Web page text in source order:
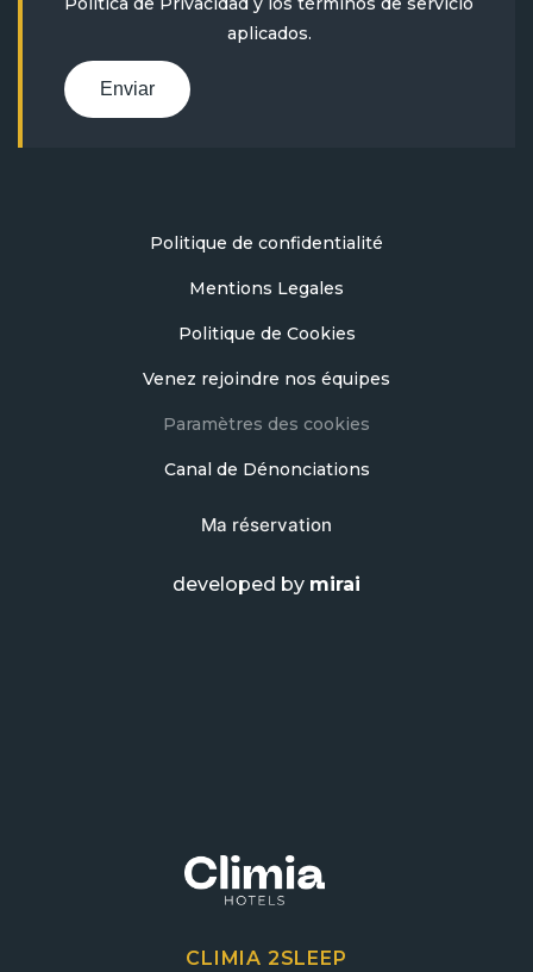
aplicados.
Enviar
Politique de confidentialité
Mentions Legales
Politique de Cookies
Venez rejoindre nos équipes
Paramètres des cookies
Canal de Dénonciations
Ma réservation
developed by mirai
CLIMIA 2SLEEP